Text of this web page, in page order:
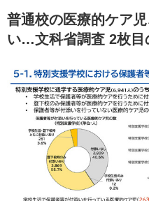
普通校の医療的ケア
い…文科省調査 2枚目